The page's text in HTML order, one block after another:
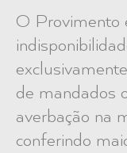
O Provimento
de mandados
averbação na
conferindo